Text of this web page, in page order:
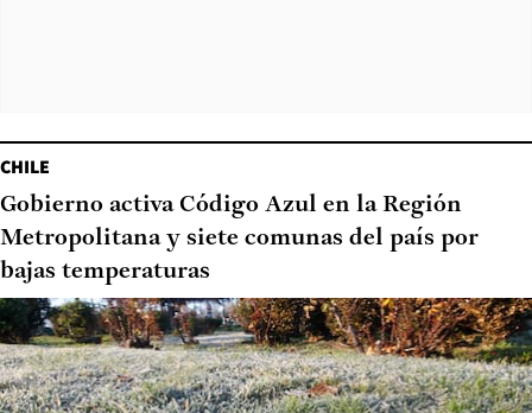
CHILE
Gobierno activa Código Azul en la Región
Metropolitana y siete comunas del país por
bajas temperaturas